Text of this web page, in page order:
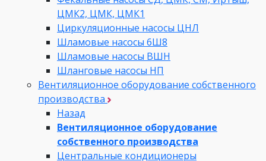
ЦМК2, ЦМК, ЦМК1
Циркуляционные насосы ЦНЛ
Шламовые насосы 6Ш8
Шламовые насосы ВШН
Шланговые насосы НП
Вентиляционное оборудование собственного
производства
Назад
Вентиляционное оборудование
собственного производства
Центральные кондиционеры